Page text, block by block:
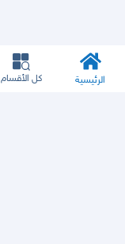
الرئيسية كل الأقسام